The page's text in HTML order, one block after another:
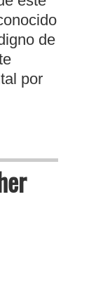
de
por